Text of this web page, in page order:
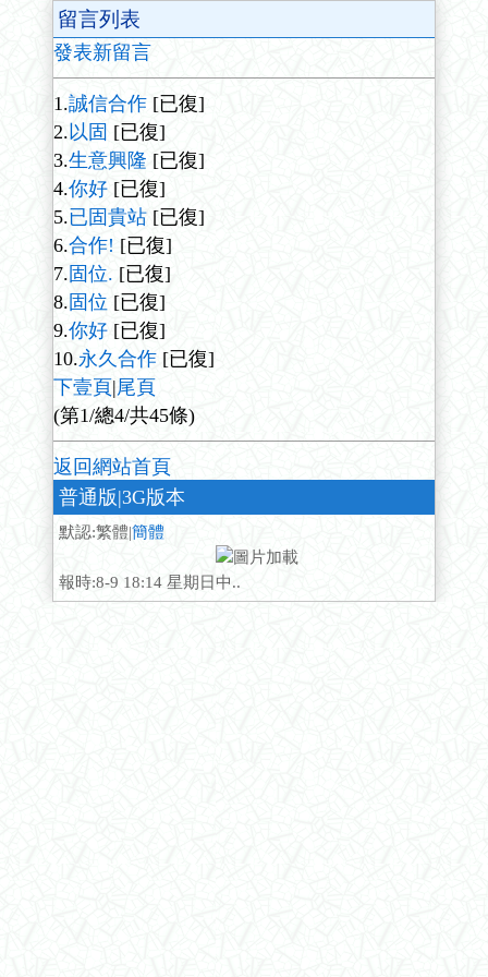
留言列表
發表新留言
1.誠信合作 [已復]
2.以固 [已復]
3.生意興隆 [已復]
4.你好 [已復]
5.已固貴站 [已復]
6.合作! [已復]
7. 固位. [已復]
8. 固位 [已復]
9.你好 [已復]
10.永久合作 [已復]
下壹頁|尾頁
(第1/總4/共45條)
返回網站首頁
普通版|3G版本
默認:繁體|簡體
報時:8-9 18:14 星期日